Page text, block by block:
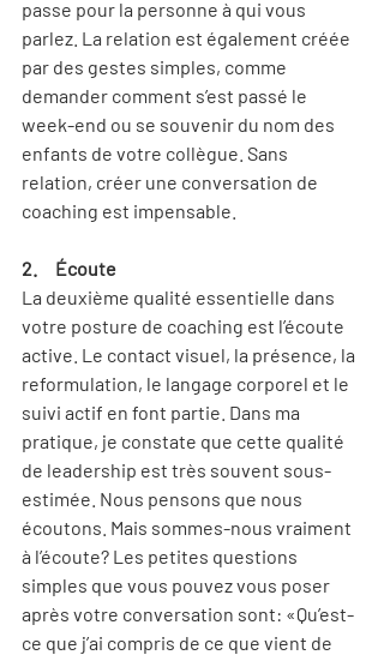
passe pour la personne à qui vous
parlez. La relation est également créée
par des gestes simples, comme
demander comment s’est passé le
week-end ou se souvenir du nom des
enfants de votre collègue. Sans
relation, créer une conversation de
coaching est impensable.
2.     Écoute
La deuxième qualité essentielle dans
votre posture de coaching est l’écoute
active. Le contact visuel, la présence, la
reformulation, le langage corporel et le
suivi actif en font partie. Dans ma
pratique, je constate que cette qualité
de leadership est très souvent sous-
estimée. Nous pensons que nous
écoutons. Mais sommes-nous vraiment
à l’écoute? Les petites questions
simples que vous pouvez vous poser
après votre conversation sont: «Qu’est-
ce que j’ai compris de ce que vient de